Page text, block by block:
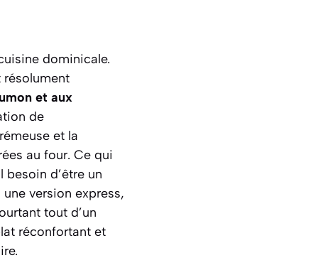
dominicale.
résolument
et aux
de
et la
au four. Ce qui
d’être un
version express,
tout d’un
réconfortant et